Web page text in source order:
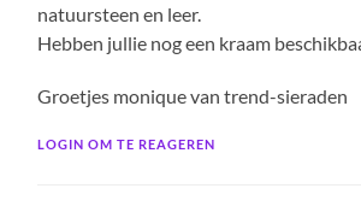
natuursteen en leer.
Hebben jullie nog een kraam
Groetjes monique van trend-sieraden
LOGIN OM TE REAGEREN